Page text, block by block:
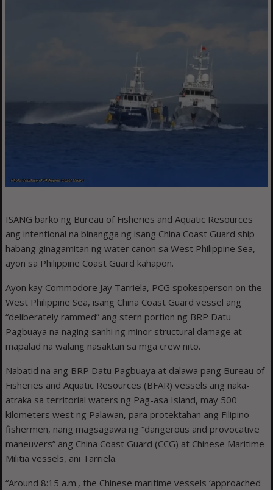
ISANG barko ng Bureau of Fisheries and Aquatic Resources
ang intentional na binangga ng isang China Coast Guard ship
habang ginagamitan ng water canon sa West Philippine Sea,
ayon sa Philippine Coast Guard kahapon.
Ayon kay Commodore Jay Tarriela, PCG spokesperson on the
West Philippine Sea, isang China Coast Guard vessel ang
“deliberately rammed” ang stern portion ng BRP Datu
Pagbuaya na naging sanhi ng minor structural damage at
mapalad na walang nasaktan sa mga crew nito.
Nabatid na ang BRP Datu Pagbuaya at dalawa pang Bureau of
Fisheries and Aquatic Resources (BFAR) vessels ang naka-
atraka sa territorial waters ng Pag-asa Island, may 500
kilometers west ng Palawan, para protektahan ang Filipino
fishermen, nang magsagawa ng “dangerous and provocative
maneuvers” ang China Coast Guard (CCG) at Chinese Maritime
Militia vessels, ani Tarriela.
“Around 8:15 a.m., the Chinese maritime vessels ‘approached